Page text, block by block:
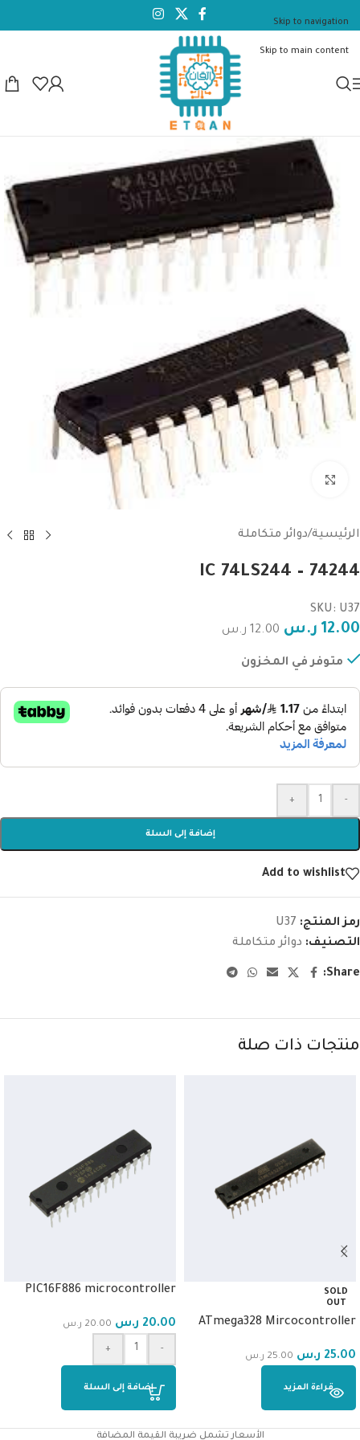
Skip to navigation
Skip to main content
الرئيسية/دوائر متكاملة
IC 74LS244 – 74244
SKU: U37
12.00 ر.س 12.00 ر.س
متوفر في المخزون
-
+
إضافة إلى السلة
Add to wishlist
رمز المنتج: U37
التصنيف: دوائر متكاملة
Share:
منتجات ذات صلة
SOLD
OUT
ATmega328 Mircocontroller
25.00 ر.س 25.00 ر.س
قراءة المزيد
PIC16F886 microcontroller
20.00 ر.س 20.00 ر.س
-
+
إضافة إلى السلة
الأسعار تشمل ضريبة القيمة المضافة